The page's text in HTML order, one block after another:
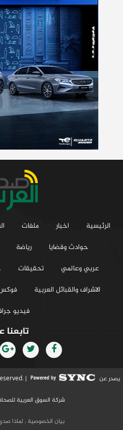
الرئيسية اخبار ملفات
حوادث وقضايا
رياضة
عربي وعالمي
تحقيقات
الاشراف والقبائل العربية
فيديو
| يصدر عن
شركة السوق العربية
بيان الخصوصية . لماذا